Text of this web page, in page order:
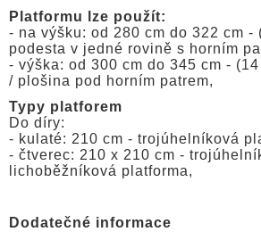
Platformu lze použít:
- na výšku: od 280 cm do 322 cm -
podesta v jedné rovině s horním
- výška: od 300 cm do 345 cm -
/ plošina pod horním patrem,
Typy platforem
Do díry:
- kulaté: 210 cm - trojúhelníková
- čtverec: 210 x 210 cm -
lichoběžníková platforma,
Dodatečné informace